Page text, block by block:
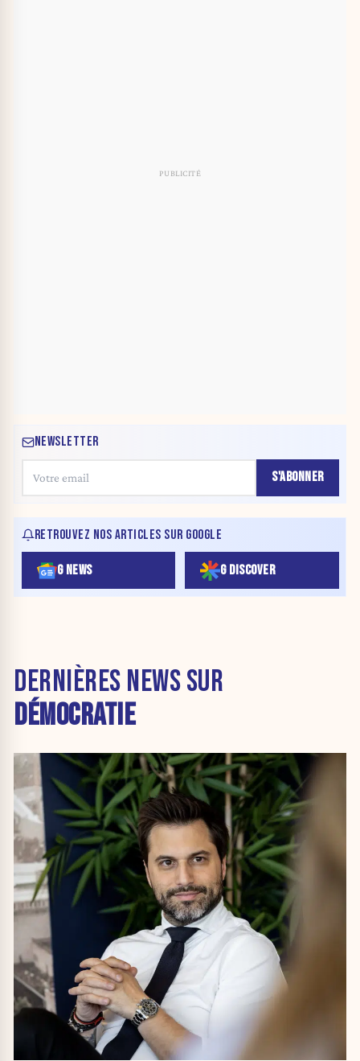
NEWSLETTER
S'ABONNER
RETROUVEZ NOS ARTICLES SUR GOOGLE
G NEWS G DISCOVER
DERNIÈRES NEWS SUR
DÉMOCRATIE